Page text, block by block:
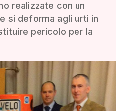
realizzate con un
si deforma agli urti in
pericolo per la